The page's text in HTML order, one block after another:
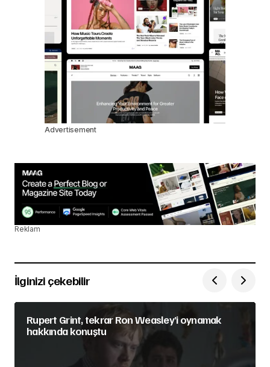
Advertisement
Reklam
İlginizi çekebilir
Rupert Grint, tekrar Ron Weasley’i oynamak
hakkında konuştu